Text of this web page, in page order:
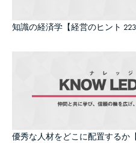
知識の経済学【経営のヒント 223
優秀な人材をどこに配置するか